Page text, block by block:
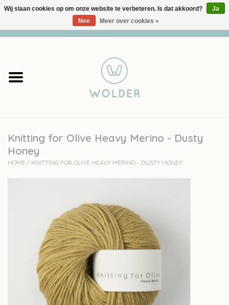
Garens
Accessoires
workshops
Over wolder
Knitting for Olive Heavy Merino - Dusty
Honey
HOME / KNITTING FOR OLIVE HEAVY MERINO - DUSTY HONEY
Wij slaan cookies op om onze website te verbeteren. Is dat akkoord?
Ja
Nee
Meer over cookies »